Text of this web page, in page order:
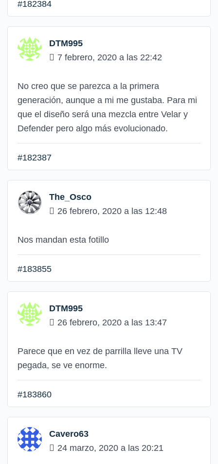
#182384
DTM995
7 febrero, 2020 a las 22:42
No creo que se parezca a la primera
generación, aunque a mi me gustaba. Para mi
que el diseño será una mezcla entre Velar y
Defender pero algo más evolucionado.
#182387
The_Osco
26 febrero, 2020 a las 12:48
Nos mandan esta fotillo
#183855
DTM995
26 febrero, 2020 a las 13:47
Parece que en vez de parrilla lleve una TV
pegada, se ve enorme.
#183860
Cavero63
24 marzo, 2020 a las 20:21